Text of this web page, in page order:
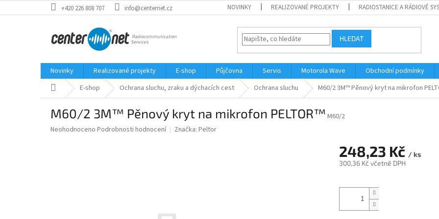
na
+420 226 808 707 info@centernet.cz NOVINKY REALIZOVANÉ PROJEKTY RADIOSTANICE A RÁDIOVÉ
HLEDAT
Novinky Realizované projekty E-shop Půjčovna Servis Motorola Wave Obchodní podmínky
Domů E-shop Ochrana sluchu, zraku a dýchacích cest Ochrana sluchu M60/2 3M™ Pěnový kryt na mikrofon
M60/2 3M™ Pěnový kryt na mikrofon PELTOR™ M60/2
Průměrné
Neohodnoceno Podrobnosti hodnocení Značka: Peltor
248,23 Kč / ks
300,36 Kč včetně DPH
cena: